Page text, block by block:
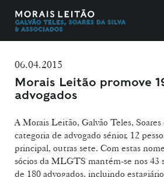
06.04.2015
Morais Leitão promove
advogados
A Morais Leitão, Galvão Teles, Soares
categoria de advogado sénior, 12
principal, outras sete. Com estas
sócios da MLGTS mantém-se nos 43
de 180 advogados, incluindo